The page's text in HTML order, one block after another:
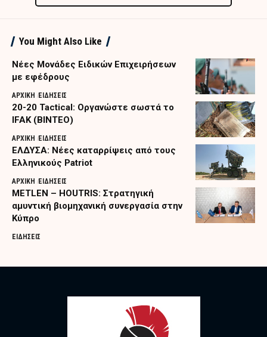
You Might Also Like
Nέες Μονάδες Ειδικών Επιχειρήσεων
με εφέδρους
ΑΡΧΙΚΗ ΕΙΔΗΣΕΙΣ
20-20 Tactical: Οργανώστε σωστά το
IFAK (ΒΙΝΤΕΟ)
ΑΡΧΙΚΗ ΕΙΔΗΣΕΙΣ
ΕΛΔΥΣΑ: Νέες καταρρίψεις από τους
Ελληνικούς Patriot
ΑΡΧΙΚΗ ΕΙΔΗΣΕΙΣ
METLEN – HOUTRIS: Στρατηγική
αμυντική βιομηχανική συνεργασία στην
Κύπρο
ΕΙΔΗΣΕΙΣ